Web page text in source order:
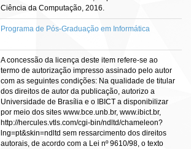
Ciência da Computação, 2016.
Programa de Pós-Graduação em Informática
A concessão da licença deste item refere-se ao
termo de autorização impresso assinado pelo autor
com as seguintes condições: Na qualidade de titular
dos direitos de autor da publicação, autorizo a
Universidade de Brasília e o IBICT a disponibilizar
por meio dos sites www.bce.unb.br, www.ibict.br,
http://hercules.vtls.com/cgi-bin/ndltd/chameleon?
lng=pt&skin=ndltd sem ressarcimento dos direitos
autorais, de acordo com a Lei nº 9610/98, o texto